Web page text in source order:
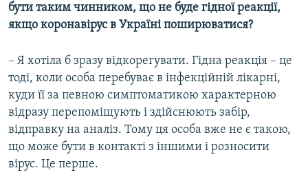
бути таким чинником, що не буде гідної реакції,
якщо коронавірус в Україні поширюватися?
– Я хотіла б зразу відкорегувати. Гідна реакція – це
тоді, коли особа перебуває в інфекційній лікарні,
куди її за певною симптоматикою характерною
відразу перепоміщують і здійснюють забір,
відправку на аналіз. Тому ця особа вже не є такою,
що може бути в контакті з іншими і розносити
вірус. Це перше.